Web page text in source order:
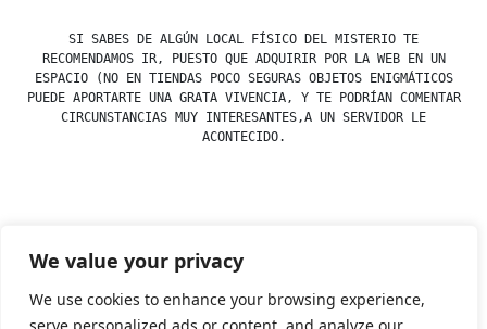
We value your privacy
We use cookies to enhance your browsing experience,
SI SABES DE ALGÚN LOCAL FÍSICO DEL MISTERIO TE
RECOMENDAMOS IR, PUESTO QUE ADQUIRIR POR LA WEB EN UN
ESPACIO (NO EN TIENDAS POCO SEGURAS OBJETOS ENIGMÁTICOS
PUEDE APORTARTE UNA GRATA VIVENCIA, Y TE PODRÍAN COMENTAR
CIRCUNSTANCIAS MUY INTERESANTES,A UN SERVIDOR LE
ACONTECIDO.
by
Posted
Uncategorized